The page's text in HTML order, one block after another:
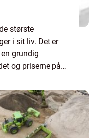
største
i sit liv. Det er
grundig
og priserne på